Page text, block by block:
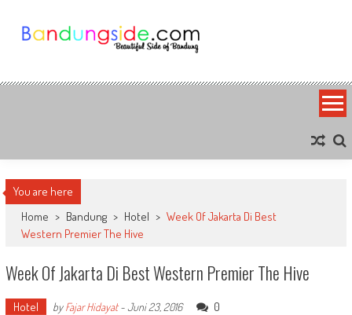
content
Bandung Side
You are here
Home > Bandung > Hotel > Week Of Jakarta Di Best
Western Premier The Hive
Week Of Jakarta Di Best Western Premier The Hive
Hotel byFajar Hidayat-Juni 23, 2016 0